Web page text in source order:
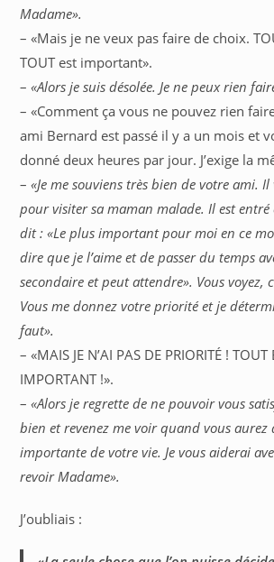
Madame».
– «Mais je ne veux pas faire de choix.
TOUT est important».
–«Alors je suis désolée. Je ne peux rien
– «Comment ça vous ne pouvez rien
ami Bernard est passé il y a un mois et
donné deux heures par jour. J’exige la
–«Je me souviens très bien de votre ami.
pour visiter sa maman malade. Il est entré
dit : «Le plus important pour moi en ce
dire que je l’aime et de passer du temps
secondaire et peut attendre». Vous voyez,
Vous me donnez votre priorité et je
faut».
– «MAIS JE N’AI PAS DE PRIORITÉ ! TOUT
IMPORTANT !».
–«Alors je regrette de ne pouvoir vous
bien et revenez me voir quand vous aurez
importante de votre vie. Je vous aiderai
revoir Madame».
J’oubliais :